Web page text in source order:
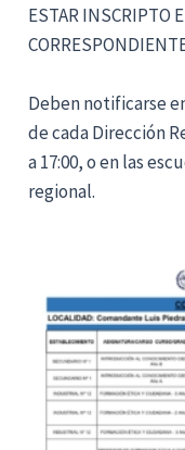
ESTAR INSCRIPTO
Deben notificarse
de cada Dirección
a 17:00, o en las
regional.